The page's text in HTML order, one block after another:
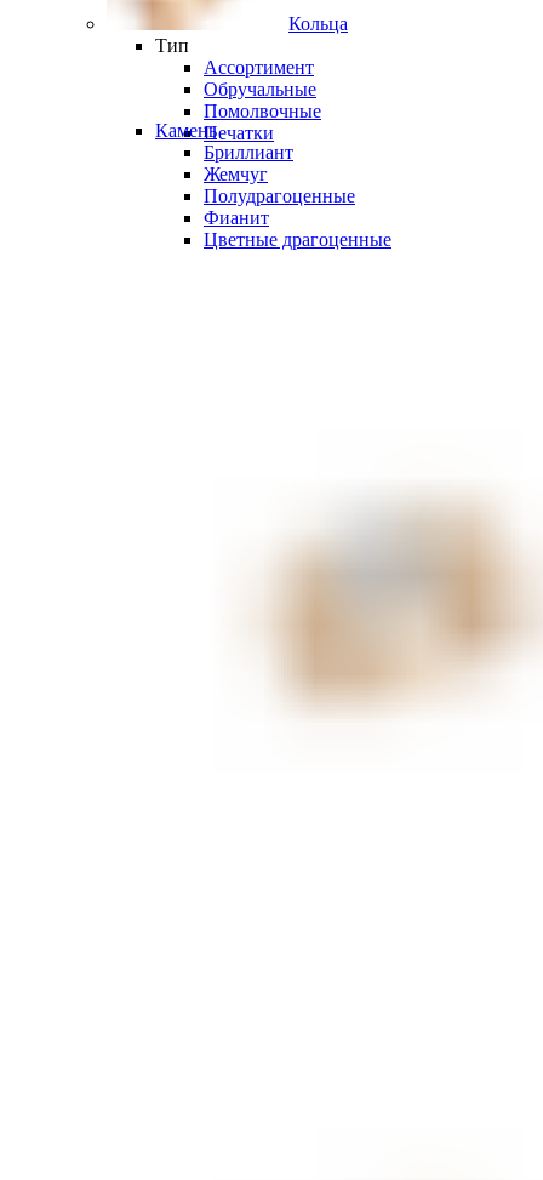
Кольца
Тип
Ассортимент
Обручальные
Помолвочные
Печатки
Камень
Бриллиант
Жемчуг
Полудрагоценные
Фианит
Цветные драгоценные